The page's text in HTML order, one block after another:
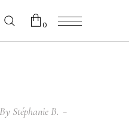
0
By Stéphanie B.